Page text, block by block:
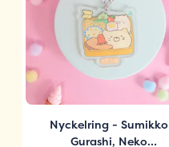
Nyckelring - Sumikko
Gurashi, Neko